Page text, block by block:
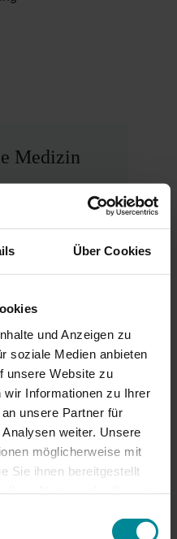
Über Cookies
und Anzeigen zu
soziale Medien anbieten
unsere Website zu
wir Informationen zu Ihrer
unsere Partner für
weiter. Unsere
möglicherweise mit
Sie ihnen bereitgestellt
Medizin
erkennen und
behandeln
Hyperoxie-